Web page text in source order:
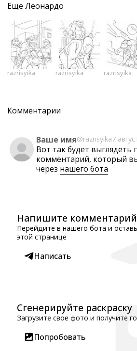
Еще Леонардо
razrisyika razrisyika razrisyika
Комментарии
Ваше имя@razrisyika7
Вот так будет выглядеть
комментарий, который
через нашего бота
Напишите комментарий
Перейдите в нашего бота и
этой странице
Написать
Сгенерируйте раскраску
Загрузите свое фото и получите
Попробовать